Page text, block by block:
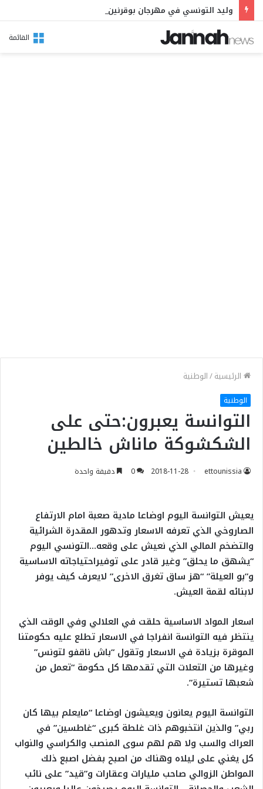
القائمة
الرئيسية/الوطنية
الوطنية
التوانسة يعبرون:حتى على
الشكشوكة ماناش خالطين
ettounissia
2018-11-28
0 دقيقة واحدة
يعيش التوانسة اليوم اوضاعا مادية صعبة امام الارتفاع
الصاروخي الذي تعرفه الاسعار وتدهور المقدرة الشرائية
والتضخم المالي الذي نعيش على وقعه…التونسي اليوم
“يشهق ما يحلق” وغير قادر على توفيراحتياجاته الاساسية
و”بو العيلة” “هز ساق تغرق الاخرى” لايعرف كيف يوفر
لابنائه لقمة العيش.
اسعار المواد الاساسية حلقت في العلالي وفي الوقت الذي
ينتظر فيه التوانسة انفراجا في الاسعار تطلع عليه حكومتنا
الموقرة بزيادة في الاسعار وتقول “باش ناقفو لتونس”
وغيرها من التعلات التي تقدمها كل حكومة “تعمل من
شعبها تستيرة”.
التوانسة اليوم يعانون ويعيشون اوضاعا “مايعلم بيها كان
ربي” والذين انتخبوهم ذات غلطة كبرى “غاطسين” في
العراك والسب ولا هم لهم سوى المنصب والكراسي والنواب
كل يغني على ليلاه وهناك من اصبح بفضل اصبع ذلك
المواطن الزوالي صاحب مليارات وعقارات و”قيد” على نائب